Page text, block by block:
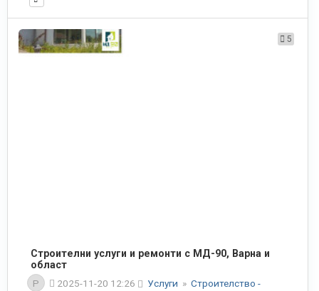
5
Строителни услуги и ремонти с МД-90, Варна и
област
P
2025-11-20 12:26 Услуги » Строителство -